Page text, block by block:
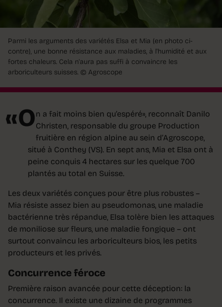
Parmi les arguments des variétés Elsa et Mia (en photo ci-
contre), une bonne résistance aux maladies, à l'humidité et aux
fortes chaleurs. Cela n'aura pas suffi à convaincre les
arboriculteurs suisses. © Agroscope
«On a fait moins bien qu’espéré», reconnaît Danilo
Christen, responsable du groupe Production
fruitière en région alpine au sein d’Agroscope,
situé à Conthey (VS). En sept ans, Mia et Elsa ont à
peine conquis 4 hectares sur les quelque 700
plantés au total en Suisse.
Les deux variétés conçues pour être plus robustes –
Mia résiste assez bien au pseudomonas, une maladie
bactérienne très répandue, Elsa tolère bien les attaques
de moniliose sur fleurs, une maladie fongique – ont
surtout convaincu les arboriculteurs bios, les petits
producteurs et les privés.
Concurrence féroce
Première raison avancée pour cette déception: la
concurrence. Il existe une dizaine de programmes